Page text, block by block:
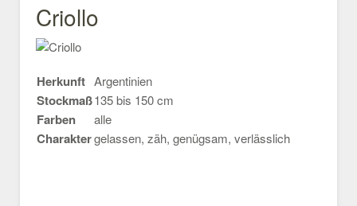
Criollo
Herkunft Argentinien
Stockmaß135 bis 150 cm
Farben alle
Charaktergelassen, zäh, genügsam, verlässlich